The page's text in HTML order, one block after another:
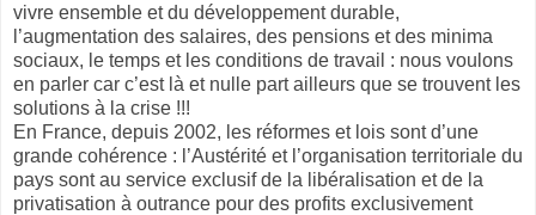
vivre ensemble et du développement durable,
l’augmentation des salaires, des pensions et des minima
sociaux, le temps et les conditions de travail : nous voulons
en parler car c’est là et nulle part ailleurs que se trouvent les
solutions à la crise !!!
En France, depuis 2002, les réformes et lois sont d’une
grande cohérence : l’Austérité et l’organisation territoriale du
pays sont au service exclusif de la libéralisation et de la
privatisation à outrance pour des profits exclusivement